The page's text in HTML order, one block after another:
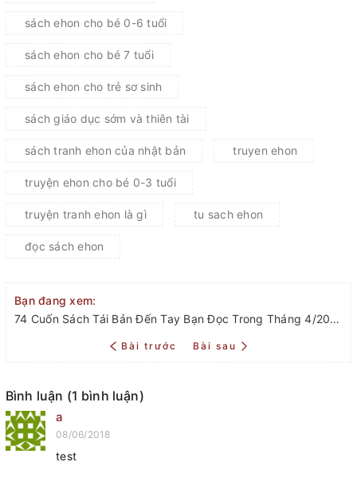
sách ehon cho bé 0-6 tuổi
sách ehon cho bé 7 tuổi
sách ehon cho trẻ sơ sinh
sách giáo dục sớm và thiên tài
sách tranh ehon của nhật bản truyen ehon
truyện ehon cho bé 0-3 tuổi
truyện tranh ehon là gì tu sach ehon
đọc sách ehon
Bạn đang xem:
74 Cuốn Sách Tái Bản Đến Tay Bạn Đọc Trong Tháng 4/2018
Bài trước Bài sau
Bình luận (1 bình luận)
a
08/06/2018
test